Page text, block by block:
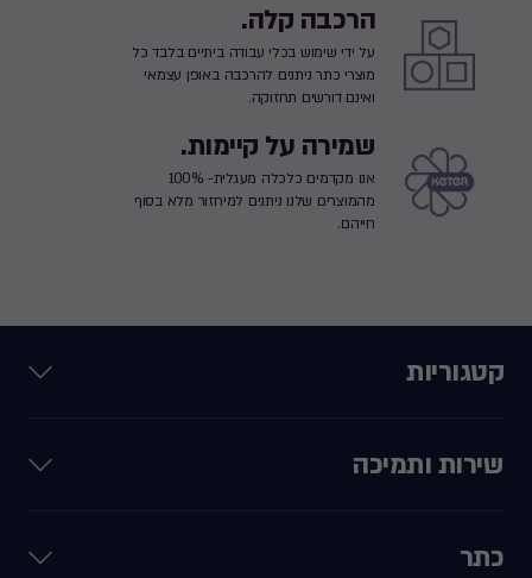
הרכבה קלה.
על ידי שימוש בכלי עבודה ביתיים בלבד כל
מוצרי כתר ניתנים להרכבה באופן עצמאי
ואינם דורשים תחזוקה.
שמירה על קיימות.
אנו מקדמים כלכלה מעגלית- 100%
מהמוצרים שלנו ניתנים למיחזור מלא בסוף
חייהם.
קטגוריות
שירות ותמיכה
כתר